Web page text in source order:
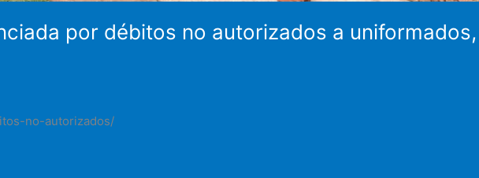
por débitos no autorizados a
no-autorizados/